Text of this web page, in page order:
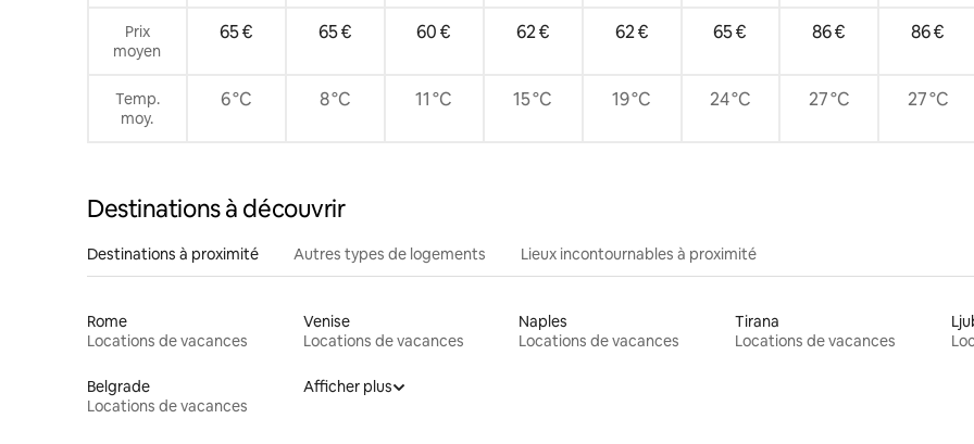
Prix
moyen
65 € 65 € 60 € 62 € 62 € 65 € 86 € 86 €
Temp.
moy.
6 °C 8 °C 11 °C 15 °C 19 °C 24 °C 27 °C 27 °C
Destinations à découvrir
Destinations à proximité Autres types de logements Lieux incontournables à proximité
Rome
Locations de vacances
Venise
Locations de vacances
Naples
Locations de vacances
Tirana
Locations de vacances
Belgrade
Locations de vacances
Afficher plus